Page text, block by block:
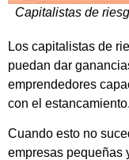
Capitalistas de
Los capitalistas de
puedan dar
emprendedores
con el estancamiento.
Cuando esto no
empresas pequeñas